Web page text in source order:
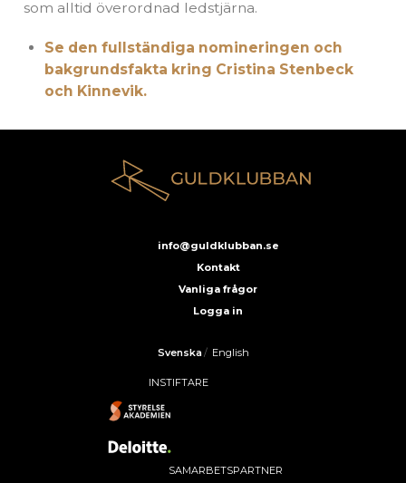
som alltid överordnad ledstjärna.
Se den fullständiga nomineringen och
bakgrundsfakta kring Cristina Stenbeck
och Kinnevik.
info@guldklubban.se
Kontakt
Vanliga frågor
Logga in
Svenska/ English
INSTIFTARE
SAMARBETSPARTNER